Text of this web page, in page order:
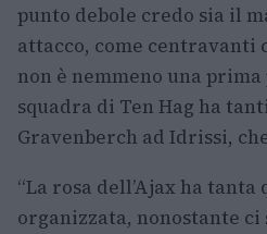
punto debole credo sia il
attacco, come centravanti
non è nemmeno una
squadra di Ten Hag ha
Gravenberch ad Idrissi,
“La rosa dell’Ajax ha
organizzata, nonostante ci